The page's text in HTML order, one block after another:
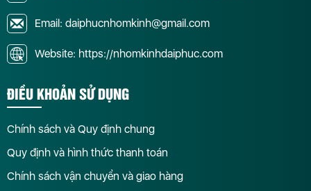
Email: daiphucnhomkinh@gmail.com
Website: https://nhomkinhdaiphuc.com
ĐIỀU KHOẢN SỬ DỤNG
Chính sách và Quy định chung
Quy định và hình thức thanh toán
Chính sách vận chuyển và giao hàng